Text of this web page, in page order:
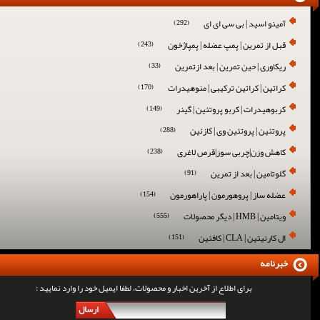
آمینو اسید | بی سی ای ای (292)
قبل از تمرین | پمپ عضله | پمپاژخون (243)
ریکاوری | حین تمرین | بعد ازتمرین (33)
کراتین | کراتین ترکیبی | منوهیدرات (170)
کربوهیدرات | کربو پروتئین | گینر (149)
پروتئین | پروتئین وی | کازئین (288)
کاهش وزن|چربی سوز|قرص لاغری (238)
گلوتامین | بعد از تمرین (91)
عضله ساز | پروهورمون | پاراهورمون (154)
ویتامین | HMB | دیگر محصولات (555)
ال کارنیتین | CLA | کافئین (151)
برای اطلاع از آخرین اخبار و محصولات، لطفا ایمیل خود را وارد نمایید :
ارسال
خبرنامه